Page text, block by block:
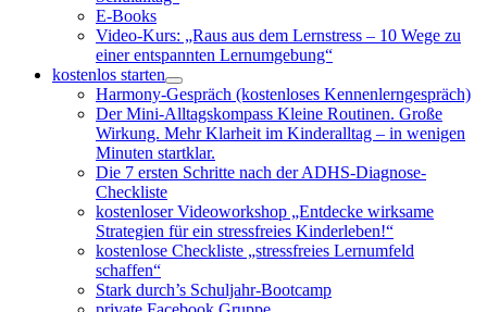
E-Books
Video-Kurs: „Raus aus dem Lernstress – 10 Wege zu
einer entspannten Lernumgebung“
kostenlos starten
Harmony-Gespräch (kostenloses Kennenlerngespräch)
Der Mini-Alltagskompass Kleine Routinen. Große
Wirkung. Mehr Klarheit im Kinderalltag – in wenigen
Minuten startklar.
Die 7 ersten Schritte nach der ADHS-Diagnose-
Checkliste
kostenloser Videoworkshop „Entdecke wirksame
Strategien für ein stressfreies Kinderleben!“
kostenlose Checkliste „stressfreies Lernumfeld
schaffen“
Stark durch’s Schuljahr-Bootcamp